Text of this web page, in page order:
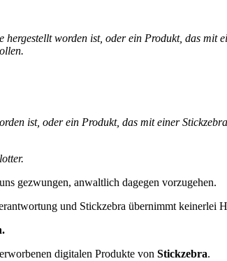
worden ist, oder ein Produkt, das mit
ist, oder ein Produkt, das mit einer
gezwungen, anwaltlich dagegen vorzugehen.
und Stickzebra übernimmt keinerlei
digitalen Produkte von Stickzebra.